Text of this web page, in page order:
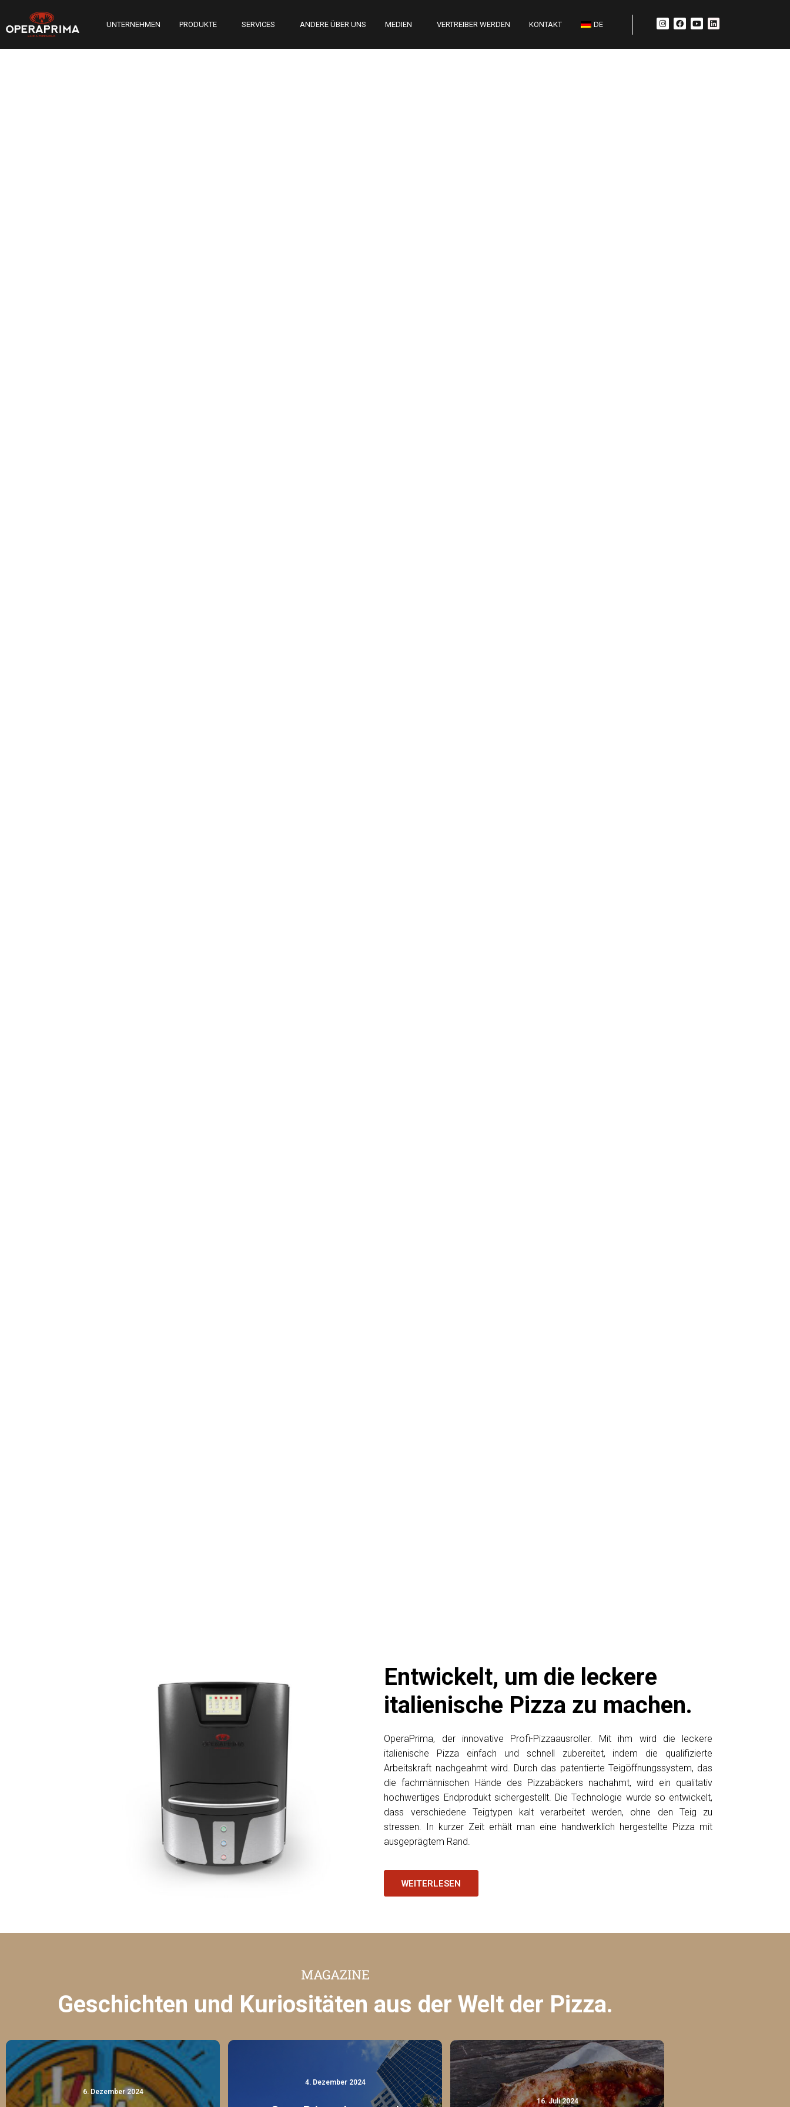
UNTERNEHMEN PRODUKTE SERVICES ANDERE ÜBER UNS MEDIEN VERTREIBER WERDEN KONTAKT DE
Entwickelt, um die leckere
italienische Pizza zu machen.
OperaPrima, der innovative Profi-Pizzaausroller. Mit ihm wird die leckere
italienische Pizza einfach und schnell zubereitet, indem die qualifizierte
Arbeitskraft nachgeahmt wird. Durch das patentierte Teigöffnungssystem, das
die fachmännischen Hände des Pizzabäckers nachahmt, wird ein qualitativ
hochwertiges Endprodukt sichergestellt. Die Technologie wurde so entwickelt,
dass verschiedene Teigtypen kalt verarbeitet werden, ohne den Teig zu
stressen. In kurzer Zeit erhält man eine handwerklich hergestellte Pizza mit
ausgeprägtem Rand.
WEITERLESEN
MAGAZINE
Geschichten und Kuriositäten aus der Welt der Pizza.
6. Dezember 2024
4. Dezember 2024
16. Juli 2024